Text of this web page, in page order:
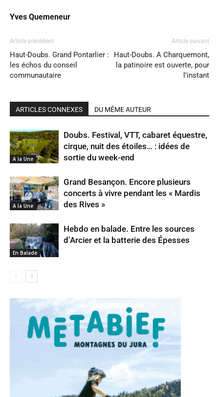
Yves Quemeneur
Article précédent
Haut-Doubs. Grand Pontarlier :
les échos du conseil
communautaire
Article suivant
Haut-Doubs. A Charquemont,
la patinoire est ouverte, pour
l’instant
ARTICLES CONNEXES DU MÊME AUTEUR
A la Une
Doubs. Festival, VTT, cabaret équestre,
cirque, nuit des étoiles… : idées de
sortie du week-end
A la Une
Grand Besançon. Encore plusieurs
concerts à vivre pendant les « Mardis
des Rives »
En Balade
Hebdo en balade. Entre les sources
d’Arcier et la batterie des Épesses